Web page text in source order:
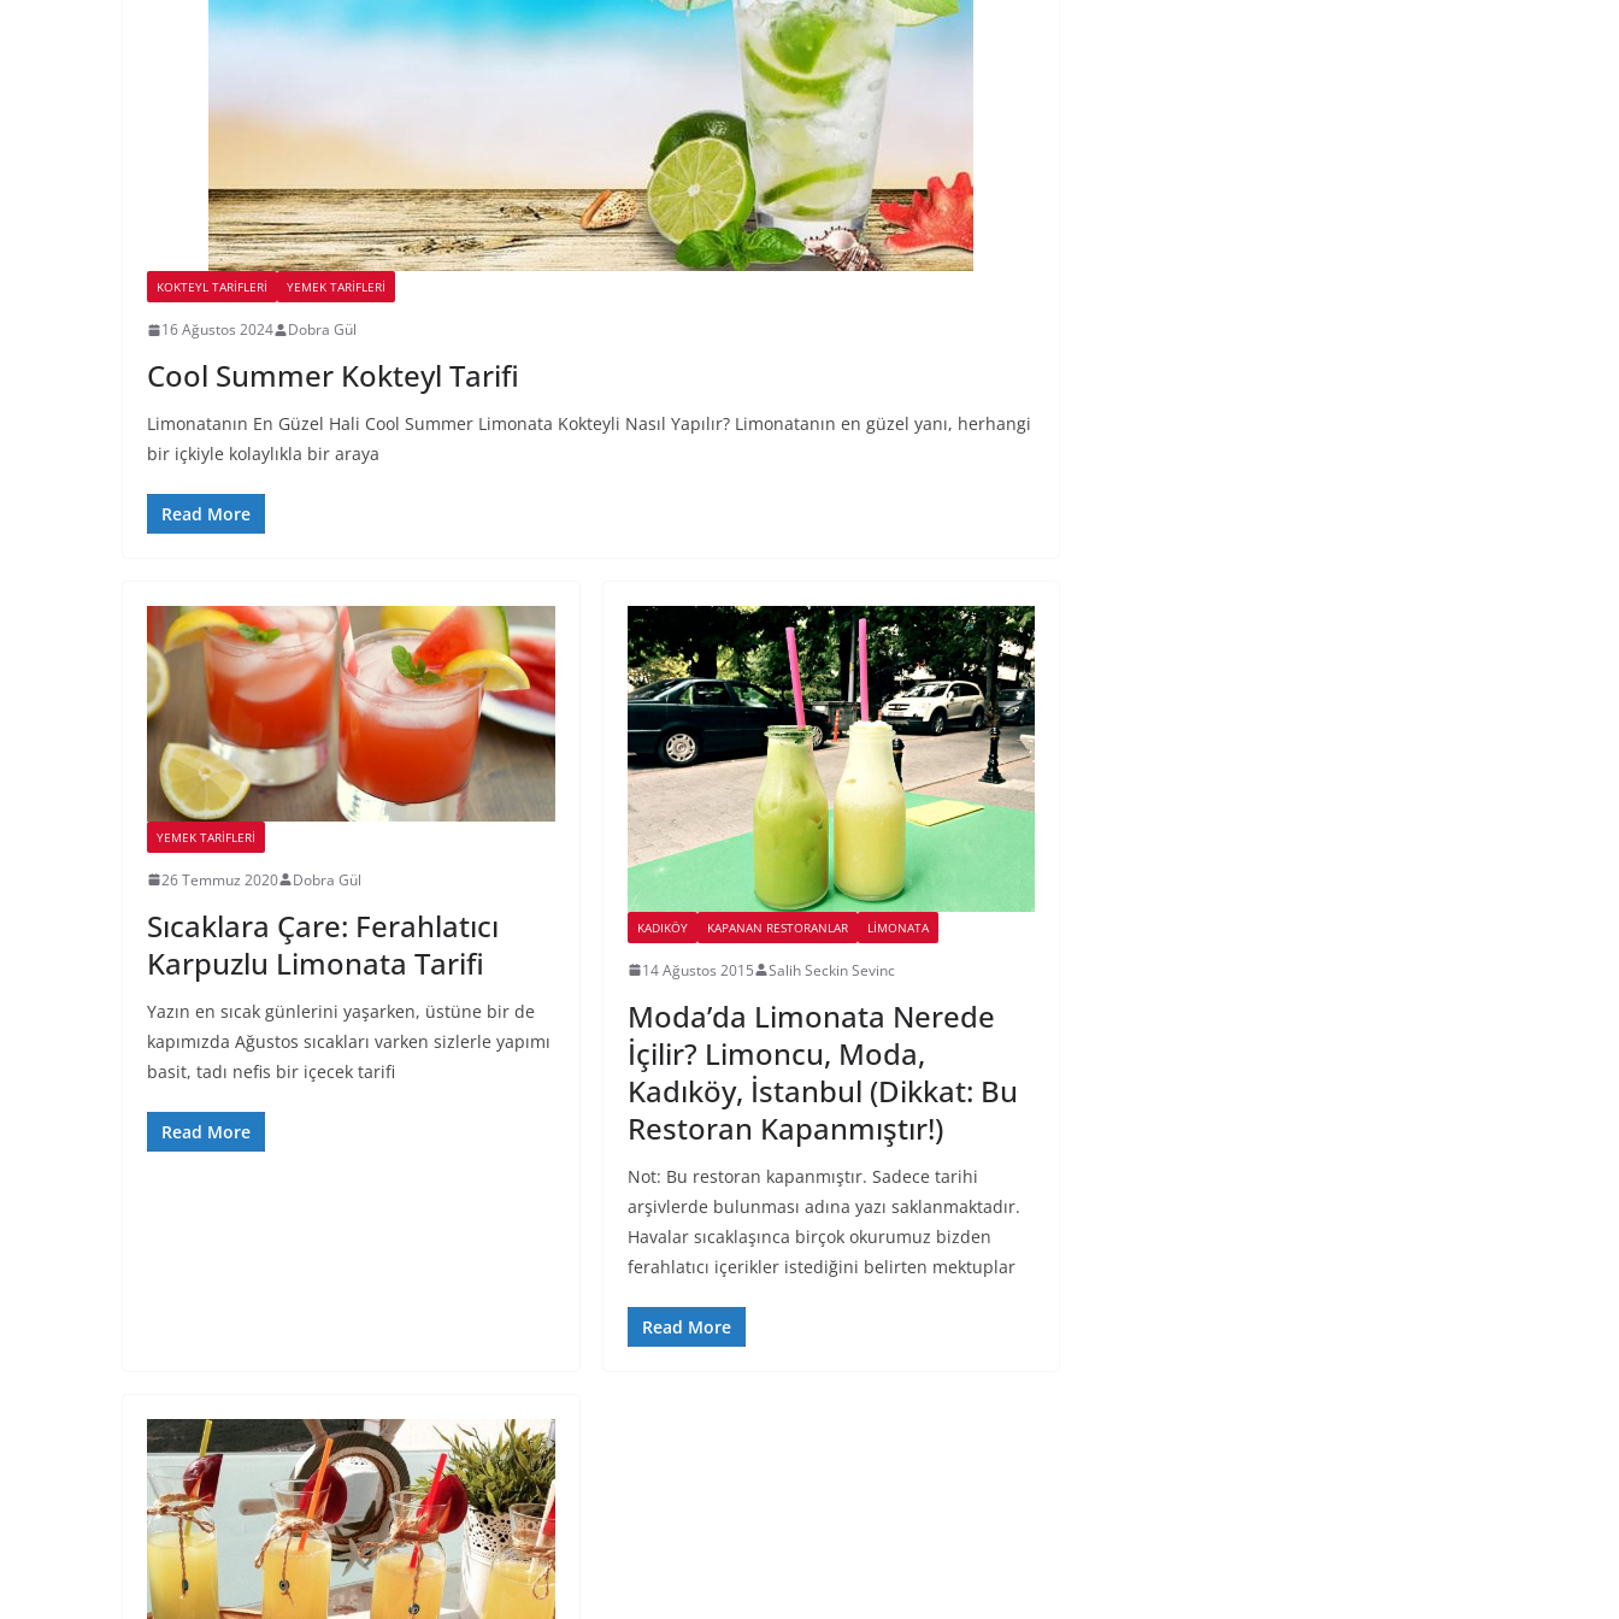
KOKTEYL TARIFLERI YEMEK TARİFLERİ
16 Ağustos 2024 Dobra Gül
Cool Summer Kokteyl Tarifi
Limonatanın En Güzel Hali Cool Summer Limonata Kokteyli Nasıl Yapılır? Limonatanın en güzel yanı, herhangi
bir içkiyle kolaylıkla bir araya
Read More
YEMEK TARİFLERİ
26 Temmuz 2020 Dobra Gül
Sıcaklara Çare: Ferahlatıcı
Karpuzlu Limonata Tarifi
Yazın en sıcak günlerini yaşarken, üstüne bir de
kapımızda Ağustos sıcakları varken sizlerle yapımı
basit, tadı nefis bir içecek tarifi
Read More
KADIKÖY KAPANAN RESTORANLAR LIMONATA
14 Ağustos 2015 Salih Seckin Sevinc
Moda’da Limonata Nerede
İçilir? Limoncu, Moda,
Kadıköy, İstanbul (Dikkat: Bu
Restoran Kapanmıştır!)
Not: Bu restoran kapanmıştır. Sadece tarihi
arşivlerde bulunması adına yazı saklanmaktadır.
Havalar sıcaklaşınca birçok okurumuz bizden
ferahlatıcı içerikler istediğini belirten mektuplar
Read More